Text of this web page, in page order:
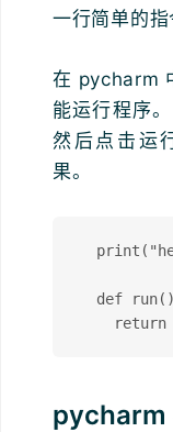
一行简单的指
在 pycharm
能运行程序
然后点击运
果。
def
pycharm